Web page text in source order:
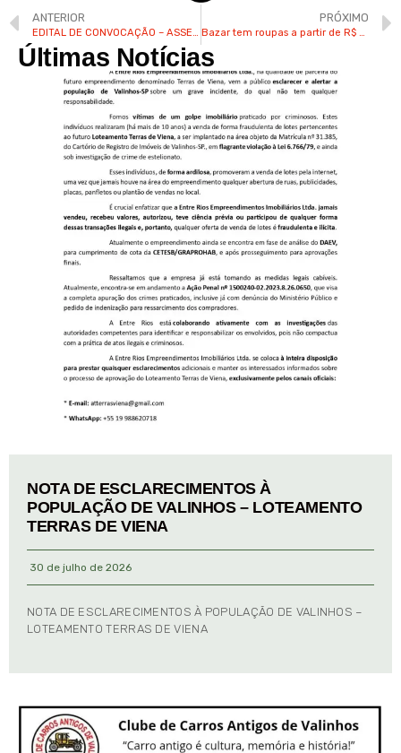
ANTERIOR PRÓXIMO
Últimas Notícias
NOTA DE ESCLARECIMENTOS À
POPULAÇÃO DE VALINHOS – LOTEAMENTO
TERRAS DE VIENA
30 de julho de 2026
NOTA DE ESCLARECIMENTOS À POPULAÇÃO DE VALINHOS –
LOTEAMENTO TERRAS DE VIENA